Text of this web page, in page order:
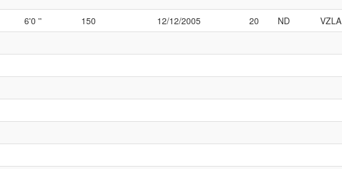
6'0 '' 150 12/12/2005 20 ND VZLA